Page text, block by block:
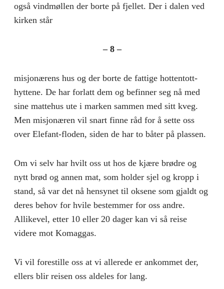
også vindmøllen der borte på fjellet. Der i dalen ved
kirken står
– 8 –
misjonærens hus og der borte de fattige hottentott-
hyttene. De har forlatt dem og befinner seg nå med
sine mattehus ute i marken sammen med sitt kveg.
Men misjonæren vil snart finne råd for å sette oss
over Elefant-floden, siden de har to båter på plassen.
Om vi selv har hvilt oss ut hos de kjære brødre og
nytt brød og annen mat, som holder sjel og kropp i
stand, så var det nå hensynet til oksene som gjaldt og
deres behov for hvile bestemmer for oss andre.
Allikevel, etter 10 eller 20 dager kan vi så reise
videre mot Komaggas.
Vi vil forestille oss at vi allerede er ankommet der,
ellers blir reisen oss aldeles for lang.